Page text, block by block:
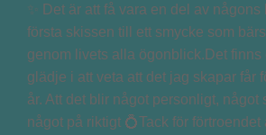
✨ Det är att få vara en del av
första skissen till ett smycke som
genom livets alla ögonblick.Det finns
glädje i att veta att det jag skapar får
år. Att det blir något personligt, något
något på riktigt 💍Tack för